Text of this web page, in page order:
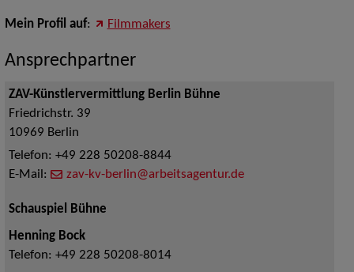
Mein Profil auf: Filmmakers
Ansprechpartner
ZAV-Künstlervermittlung Berlin Bühne
Friedrichstr. 39
10969 Berlin
Telefon: +49 228 50208-8844
E-Mail:
zav-kv-berlin@arbeitsagentur.de
Schauspiel Bühne
Henning Bock
Telefon: +49 228 50208-8014